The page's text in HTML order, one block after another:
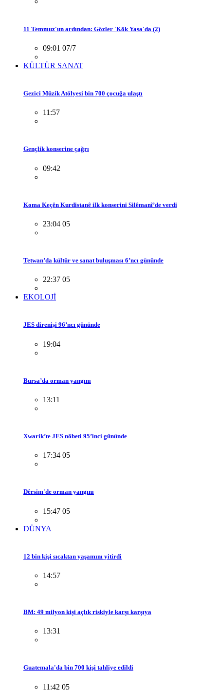
11 Temmuz'un ardından: Gözler 'Kök Yasa'da (2)
09:01 07/7
KÜLTÜR SANAT
Gezici Müzik Atölyesi bin 700 çocuğa ulaştı
11:57
Gençlik konserine çağrı
09:42
Koma Keçên Kurdistanê ilk konserini Silêmanî’de verdi
23:04 05
Tetwan’da kültür ve sanat buluşması 6’ncı gününde
22:37 05
EKOLOJİ
JES direnişi 96’ncı gününde
19:04
Bursa’da orman yangını
13:11
Xwarik’te JES nöbeti 95’inci gününde
17:34 05
Dêrsim'de orman yangını
15:47 05
DÜNYA
12 bin kişi sıcaktan yaşamını yitirdi
14:57
BM: 49 milyon kişi açlık riskiyle karşı karşıya
13:31
Guatemala'da bin 700 kişi tahliye edildi
11:42 05